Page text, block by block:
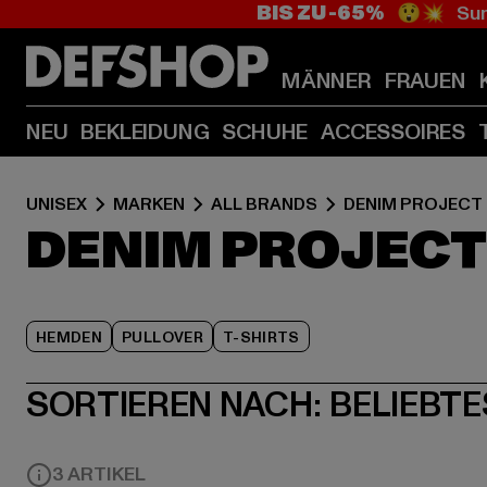
BIS ZU -65% 😲💥
MÄNNER FRAUEN
NEU BEKLEIDUNG SCHUHE ACCESSOIRES
UNISEX MARKEN ALL BRANDS DENIM PROJECT
DENIM
HEMDEN PULLOVER T-SHIRTS
SORTIEREN NACH:
3 ARTIKEL